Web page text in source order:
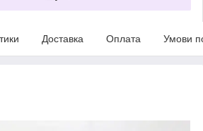
Доставка Оплата Умови